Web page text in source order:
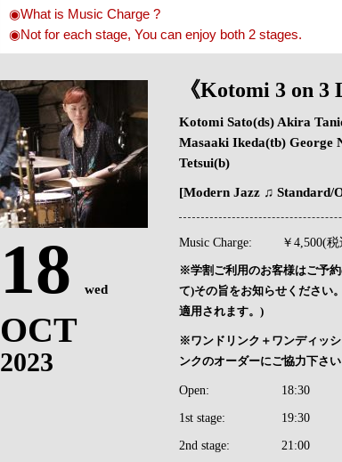
◉What is Music Charge ?
◉Not for each stage, You can enjoy both 2 stages.
18 wed
OCT
2023
《Kotomi 3 on 3
Kotomi Sato(ds) Akira
Masaaki Ikeda(tb) George
Tetsui(b)
[Modern Jazz ♫ Standard/
Music Charge: ￥4,500(
※学割ご利用のお客様はご予
て)その旨をお知らせください
適用されます。)
※ワンドリンク＋ワンディッ
ンクのオーダーにご協力下さい
Open: 18:30
1st stage: 19:30
2nd stage: 21:00